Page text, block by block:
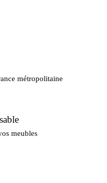
métropolitaine
meubles